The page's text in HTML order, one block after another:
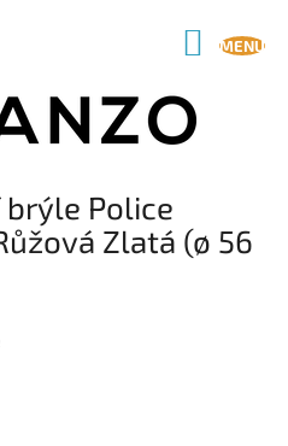
Police
Zlatá (ø 56